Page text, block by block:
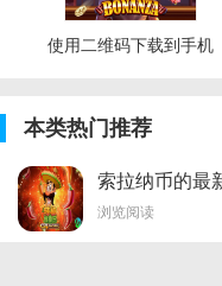
使用二维码下载到手机
本类热门推荐
索拉纳币的最
情
浏览阅读